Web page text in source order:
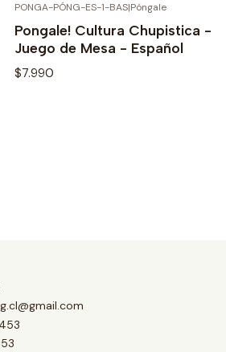
See details
OUT OF STOCK
PONGA-PÓNG-ES-1-BAS|Póngale
Pongale! Cultura Chupistica -
Juego de Mesa - Español
$7.990